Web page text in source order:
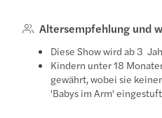
Altersempfehlung und
Diese Show wird ab 3
Kindern unter 18
gewährt, wobei sie
'Babys im Arm'